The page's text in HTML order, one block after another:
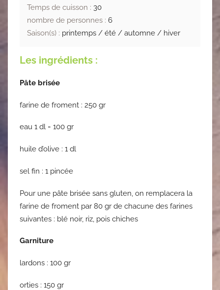
Temps de cuisson : 30
nombre de personnes : 6
Saison(s) : printemps / été / automne / hiver
Les ingrédients :
Pâte brisée
farine de froment : 250 gr
eau 1 dl = 100 gr
huile d’olive : 1 dl
sel fin : 1 pincée
Pour une pâte brisée sans gluten, on remplacera la
farine de froment par 80 gr de chacune des farines
suivantes : blé noir, riz, pois chiches
Garniture
lardons : 100 gr
orties : 150 gr